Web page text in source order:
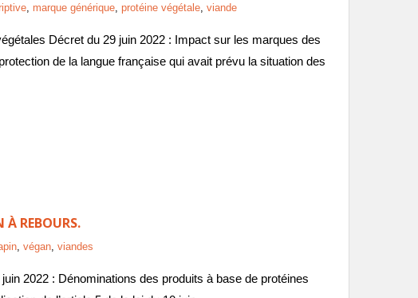
, marque générique, protéine végétale, viande
Décret du 29 juin 2022 : Impact sur les marques des
de la langue française qui avait prévu la situation des
À REBOURS.
, végan, viandes
2022 : Dénominations des produits à base de protéines